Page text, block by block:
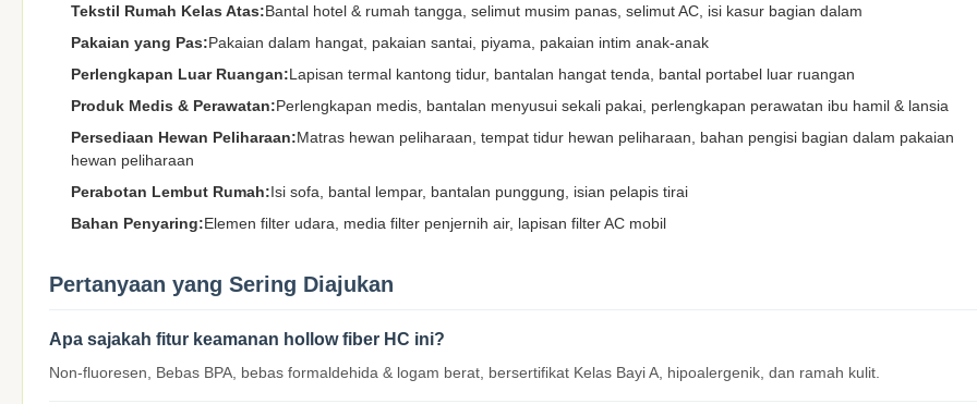
Tekstil Rumah Kelas Atas:Bantal hotel & rumah tangga, selimut musim panas, selimut AC, isi kasur bagian dalam
Pakaian yang Pas:Pakaian dalam hangat, pakaian santai, piyama, pakaian intim anak-anak
Perlengkapan Luar Ruangan:Lapisan termal kantong tidur, bantalan hangat tenda, bantal portabel luar ruangan
Produk Medis & Perawatan:Perlengkapan medis, bantalan menyusui sekali pakai, perlengkapan perawatan ibu hamil & lansia
Persediaan Hewan Peliharaan:Matras hewan peliharaan, tempat tidur hewan peliharaan, bahan pengisi bagian dalam pakaian
hewan peliharaan
Perabotan Lembut Rumah:Isi sofa, bantal lempar, bantalan punggung, isian pelapis tirai
Bahan Penyaring:Elemen filter udara, media filter penjernih air, lapisan filter AC mobil
Pertanyaan yang Sering Diajukan
Apa sajakah fitur keamanan hollow fiber HC ini?
Non-fluoresen, Bebas BPA, bebas formaldehida & logam berat, bersertifikat Kelas Bayi A, hipoalergenik, dan ramah kulit.